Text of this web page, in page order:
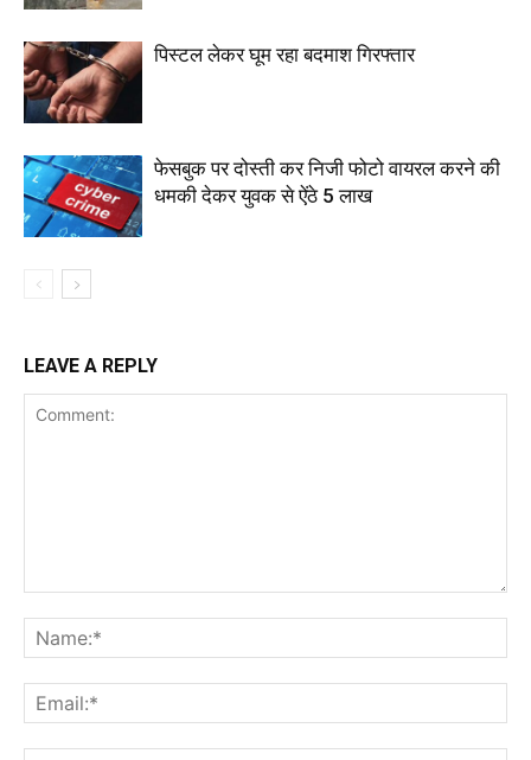
पिस्टल लेकर घूम रहा बदमाश गिरफ्तार
फेसबुक पर दोस्ती कर निजी फोटो वायरल करने की
धमकी देकर युवक से ऐंठे 5 लाख
LEAVE A REPLY